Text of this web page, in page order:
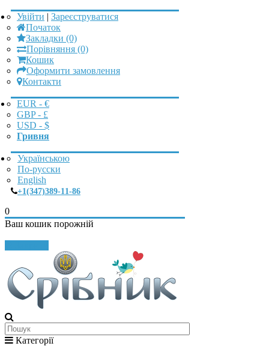
Увійти | Зареєструватися
Початок
Закладки (0)
Порівняння (0)
Кошик
Оформити замовлення
Контакти
EUR - €
GBP - £
USD - $
Гривня
Українською
По-русски
English
+1(347)389-11-86
0
Ваш кошик порожній
Категорії